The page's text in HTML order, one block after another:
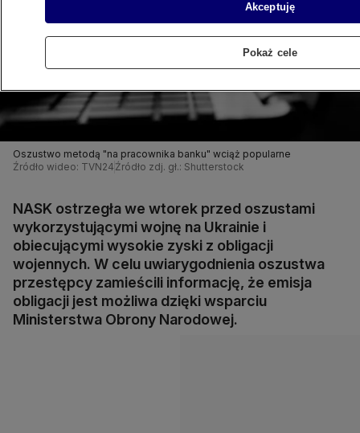
Oszustwo metodą "na pracownika banku" wciąż popularne
Źródło wideo: TVN24 Źródło zdj. gł.: Shutterstock
NASK ostrzegła we wtorek przed oszustami
wykorzystującymi wojnę na Ukrainie i
obiecującymi wysokie zyski z obligacji
wojennych. W celu uwiarygodnienia oszustwa
przestępcy zamieścili informację, że emisja
obligacji jest możliwa dzięki wsparciu
Ministerstwa Obrony Narodowej.
Akceptuję
Pokaż cele